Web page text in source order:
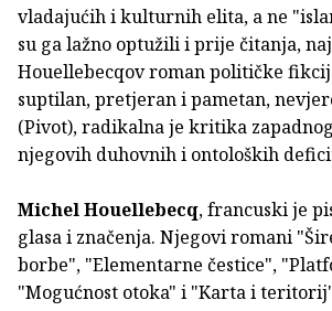
vladajućih i kulturnih elita, a ne
su ga lažno optužili i prije čitanja,
Houellebecqov roman političke
suptilan, pretjeran i pametan,
(Pivot), radikalna je kritika
njegovih duhovnih i ontoloških
Michel Houellebecq, francuski je
glasa i značenja. Njegovi romani
borbe", "Elementarne čestice",
"Mogućnost otoka" i "Karta i